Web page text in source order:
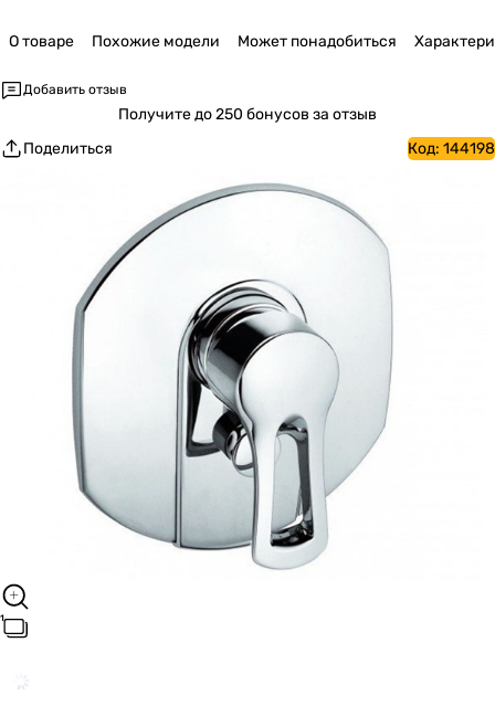
О товаре Похожие модели Может понадобиться
Добавить отзыв
Получитедо 250 бонусов за отзыв
Поделиться
Код: 144198